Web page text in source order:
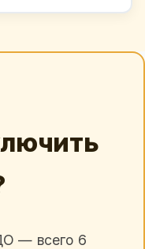
— всего 6